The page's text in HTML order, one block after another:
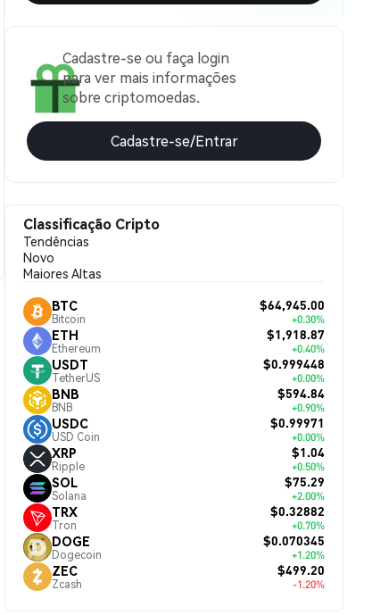
Cadastre-se ou faça login
para ver mais informações
sobre criptomoedas.
Cadastre-se/Entrar
Classificação Cripto
Tendências
Novo
Maiores Altas
BTC
Bitcoin
$64,945.00
+0.30%
ETH
Ethereum
$1,918.87
+0.40%
USDT
TetherUS
$0.999448
+0.00%
BNB
BNB
$594.84
+0.90%
USDC
USD Coin
$0.99971
+0.00%
XRP
Ripple
$1.04
+0.50%
SOL
Solana
$75.29
+2.00%
TRX
Tron
$0.32882
+0.70%
DOGE
Dogecoin
$0.070345
+1.20%
ZEC
Zcash
$499.20
-1.20%